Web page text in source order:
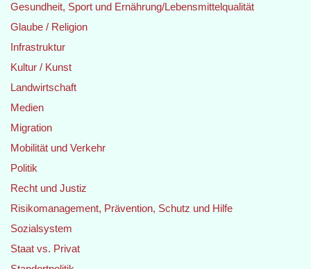
Gesundheit, Sport und Ernährung/Lebensmittelqualität
Glaube / Religion
Infrastruktur
Kultur / Kunst
Landwirtschaft
Medien
Migration
Mobilität und Verkehr
Politik
Recht und Justiz
Risikomanagement, Prävention, Schutz und Hilfe
Sozialsystem
Staat vs. Privat